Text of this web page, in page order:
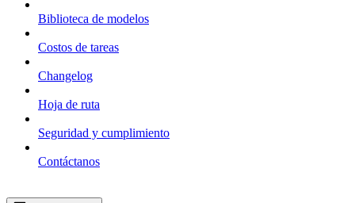
Biblioteca de modelos
Costos de tareas
Changelog
Hoja de ruta
Seguridad y cumplimiento
Contáctanos